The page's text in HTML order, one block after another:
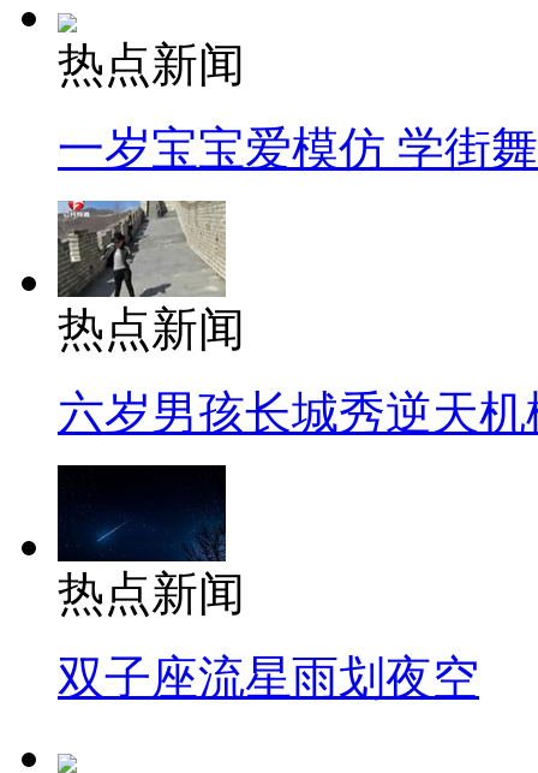
热点新闻
一岁宝宝爱模仿 学街
热点新闻
六岁男孩长城秀逆天机
热点新闻
双子座流星雨划夜空